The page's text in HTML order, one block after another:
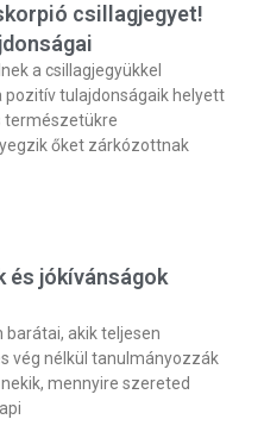
csillagjegyet!
a csillagjegyükkel
pozitív tulajdonságaik helyett
természetükre
őket zárkózottnak
és jókívánságok
barátai, akik teljesen
vég nélkül tanulmányozzák
mennyire szereted